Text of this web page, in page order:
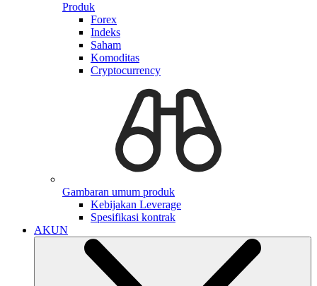
Produk
Forex
Indeks
Saham
Komoditas
Cryptocurrency
Gambaran umum produk
Kebijakan Leverage
Spesifikasi kontrak
AKUN